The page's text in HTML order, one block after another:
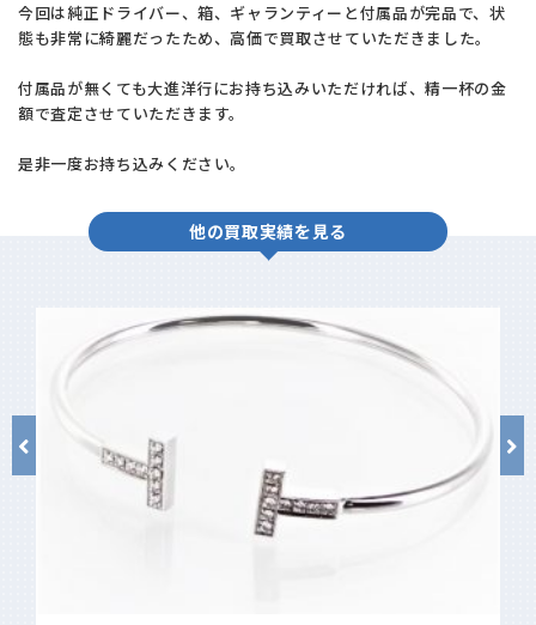
今回は純正ドライバー、箱、ギャランティーと付属品が完品で、状
態も非常に綺麗だったため、高価で買取させていただきました。
付属品が無くても大進洋行にお持ち込みいただければ、精一杯の金
額で査定させていただきます。
是非一度お持ち込みください。
他の買取実績を見る